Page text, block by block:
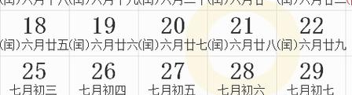
师有真